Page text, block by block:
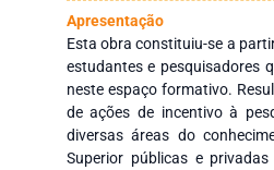
Apresentação
Esta obra constituiu-se a
estudantes e pesquisadores
neste espaço formativo.
de ações de incentivo à
diversas áreas do
Superior públicas e